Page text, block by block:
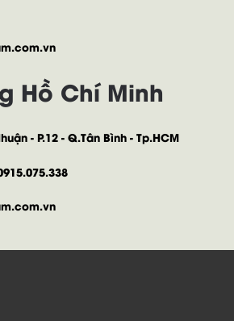
Hồ Chí Minh
- P.12 - Q.Tân Bình - Tp.HCM